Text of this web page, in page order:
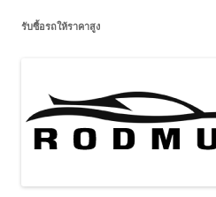
รับซื้อรถให้ราคาสูง